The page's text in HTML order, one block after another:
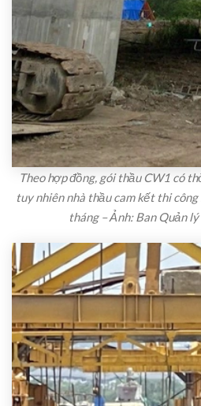
Theo hợp đồng, gói thầu CW1 có
tuy nhiên nhà thầu cam kết thi
tháng – Ảnh: Ban Quản